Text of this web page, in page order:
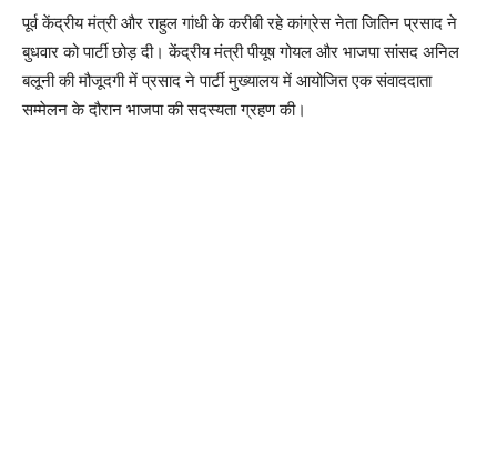
पूर्व केंद्रीय मंत्री और राहुल गांधी के करीबी रहे कांग्रेस नेता जितिन प्रसाद ने
बुधवार को पार्टी छोड़ दी। केंद्रीय मंत्री पीयूष गोयल और भाजपा सांसद अनिल
बलूनी की मौजूदगी में प्रसाद ने पार्टी मुख्यालय में आयोजित एक संवाददाता
सम्मेलन के दौरान भाजपा की सदस्यता ग्रहण की।